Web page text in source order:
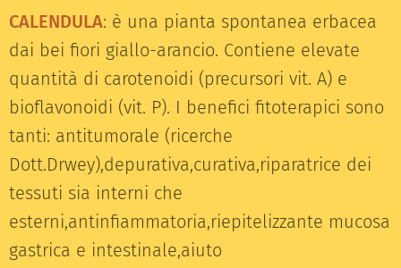
CALENDULA: è una pianta spontanea erbacea
dai bei fiori giallo-arancio. Contiene elevate
quantità di carotenoidi (precursori vit. A) e
bioflavonoidi (vit. P). I benefici fitoterapici sono
tanti: antitumorale (ricerche
Dott.Drwey),depurativa,curativa,riparatrice dei
tessuti sia interni che
esterni,antinfiammatoria,riepitelizzante mucosa
gastrica e intestinale,aiuto